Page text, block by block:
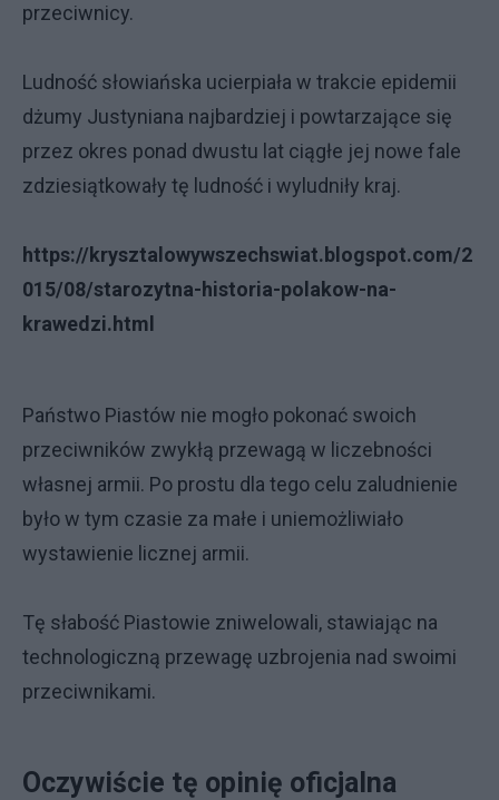
przeciwnicy.
Ludność słowiańska ucierpiała w trakcie epidemii
dżumy Justyniana najbardziej i powtarzające się
przez okres ponad dwustu lat ciągłe jej nowe fale
zdziesiątkowały tę ludność i wyludniły kraj.
https://krysztalowywszechswiat.blogspot.com/2
015/08/starozytna-historia-polakow-na-
krawedzi.html
Państwo Piastów nie mogło pokonać swoich
przeciwników zwykłą przewagą w liczebności
własnej armii. Po prostu dla tego celu zaludnienie
było w tym czasie za małe i uniemożliwiało
wystawienie licznej armii.
Tę słabość Piastowie zniwelowali, stawiając na
technologiczną przewagę uzbrojenia nad swoimi
przeciwnikami.
Oczywiście tę opinię oficjalna